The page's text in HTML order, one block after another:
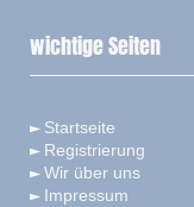
wichtige Seiten
Startseite
Registrierung
Wir über uns
Impressum